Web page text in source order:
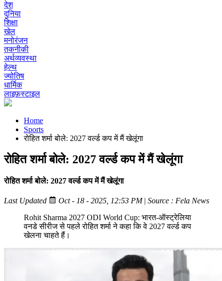
देश
दुनिया
शिक्षा
खेल
मनोरंजन
तकनीकी
अर्थव्यवस्था
हेल्थ
ज्योतिष
धार्मिक
लाइफ़स्टाइल
Home
Sports
रोहित शर्मा बोले: 2027 वर्ल्ड कप में मैं खेलूंगा
रोहित शर्मा बोले: 2027 वर्ल्ड कप में मैं खेलूंगा
रोहित शर्मा बोले: 2027 वर्ल्ड कप में मैं खेलूंगा
Last Updated Oct - 18 - 2025, 12:53 PM| Source : Fela News
Rohit Sharma 2027 ODI World Cup: भारत-ऑस्ट्रेलिया
वनडे सीरीज से पहले रोहित शर्मा ने कहा कि वे 2027 वर्ल्ड कप
खेलना चाहते हैं।